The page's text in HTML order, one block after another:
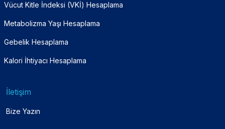
Vücut Kitle İndeksi (VKİ) Hesaplama
Metabolizma Yaşı Hesaplama
Gebelik Hesaplama
Kalori İhtiyacı Hesaplama
İletişim
Bize Yazın